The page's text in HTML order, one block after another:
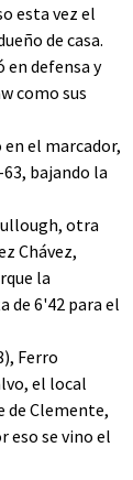
esta vez el
de casa.
en defensa y
como sus
el marcador,
bajando la
otra
Chávez,
la
de 6'42 para el
Ferro
el local
de Clemente,
eso se vino el